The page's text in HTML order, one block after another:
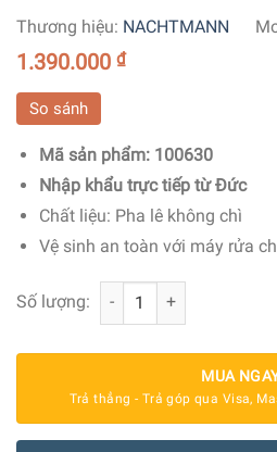
Thương hiệu: NACHTMANN
1.390.000 ₫
So sánh
Mã sản phẩm: 100630
Nhập khẩu trực tiếp từ Đức
Chất liệu: Pha lê không chì
Vệ sinh an toàn với máy rửa
Số lượng: Bộ 5 Tô Thủy Tinh
MUA
Trả thẳng - Trả góp qua Visa,